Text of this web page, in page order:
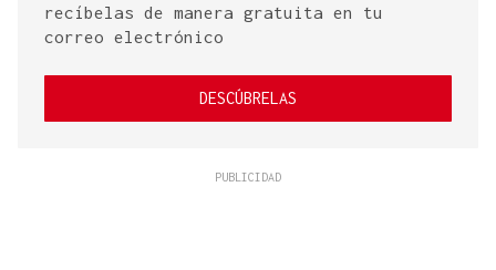
recíbelas de manera gratuita en tu
correo electrónico
DESCÚBRELAS